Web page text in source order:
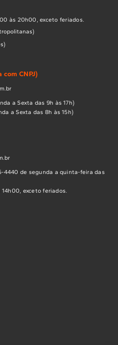
às 20h00, exceto feriados.
com CNPJ)
a Sexta das 9h às 17h)
a Sexta das 8h às 15h)
4440 de segunda a quinta-feira das
exceto feriados.